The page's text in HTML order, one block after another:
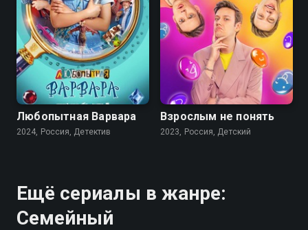
Любопытная Варвара
2024, Россия, Детектив
8.1
Взрослым не понять
2023, Россия, Детский
Ещё сериалы в жанре:
Семейный